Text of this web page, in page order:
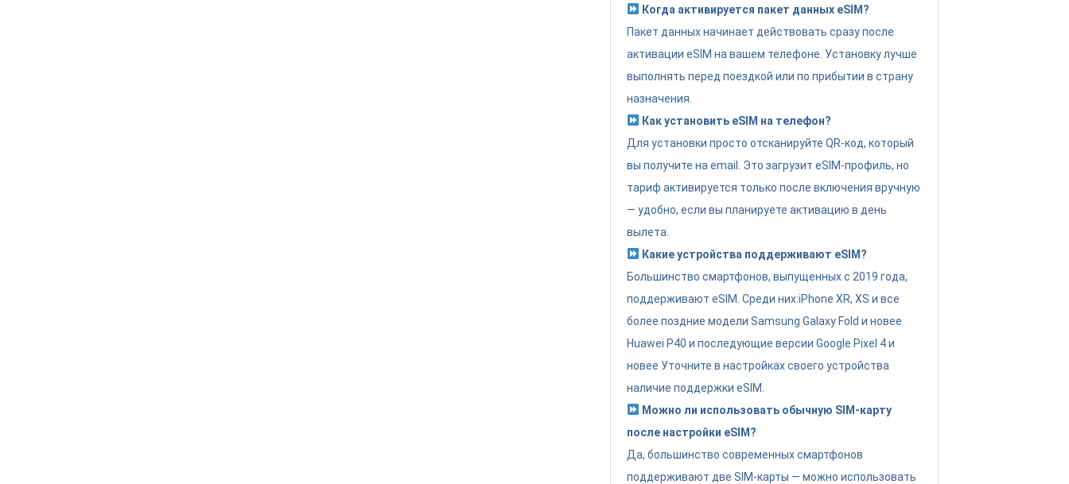
Когда активируется пакет данных eSIM?
Пакет данных начинает действовать сразу после
активации eSIM на вашем телефоне. Установку лучше
выполнять перед поездкой или по прибытии в страну
назначения.
Как установить eSIM на телефон?
Для установки просто отсканируйте QR-код, который
вы получите на email. Это загрузит eSIM-профиль, но
тариф активируется только после включения вручную
— удобно, если вы планируете активацию в день
вылета.
Какие устройства поддерживают eSIM?
Большинство смартфонов, выпущенных с 2019 года,
поддерживают eSIM. Среди них:iPhone XR, XS и все
более поздние модели Samsung Galaxy Fold и новее
Huawei P40 и последующие версии Google Pixel 4 и
новее Уточните в настройках своего устройства
наличие поддержки eSIM.
Можно ли использовать обычную SIM-карту
после настройки eSIM?
Да, большинство современных смартфонов
поддерживают две SIM-карты — можно использовать